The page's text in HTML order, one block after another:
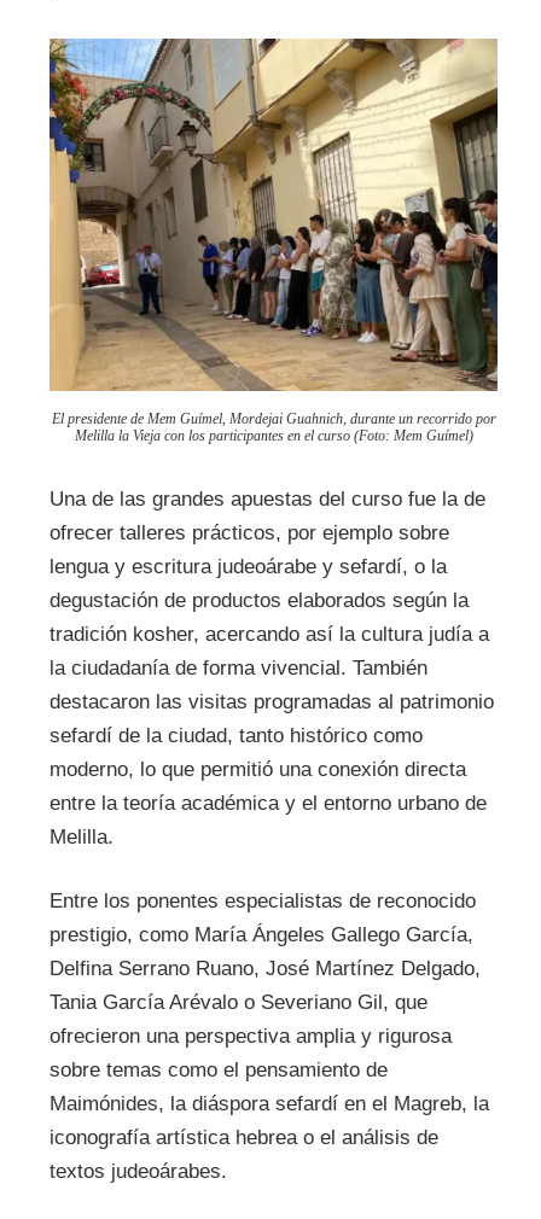
El presidente de Mem Guímel, Mordejai Guahnich, durante un recorrido por
Melilla la Vieja con los participantes en el curso (Foto: Mem Guímel)
Una de las grandes apuestas del curso fue la de
ofrecer talleres prácticos, por ejemplo sobre
lengua y escritura judeoárabe y sefardí, o la
degustación de productos elaborados según la
tradición kosher, acercando así la cultura judía a
la ciudadanía de forma vivencial. También
destacaron las visitas programadas al patrimonio
sefardí de la ciudad, tanto histórico como
moderno, lo que permitió una conexión directa
entre la teoría académica y el entorno urbano de
Melilla.
Entre los ponentes especialistas de reconocido
prestigio, como María Ángeles Gallego García,
Delfina Serrano Ruano, José Martínez Delgado,
Tania García Arévalo o Severiano Gil, que
ofrecieron una perspectiva amplia y rigurosa
sobre temas como el pensamiento de
Maimónides, la diáspora sefardí en el Magreb, la
iconografía artística hebrea o el análisis de
textos judeoárabes.